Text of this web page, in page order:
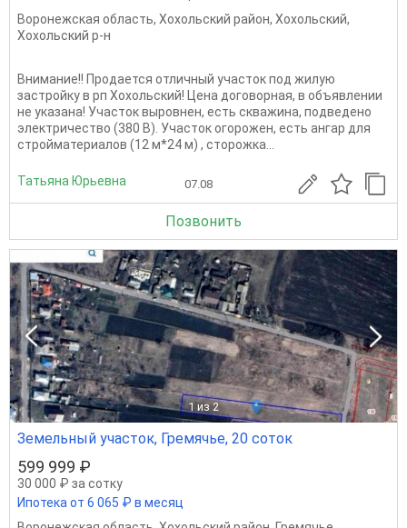
Воронежская область, Хохольский район, Хохольский,
Хохольский р-н
Внимание!! Продается отличный участок под жилую
застройку в рп Хохольский! Цена договорная, в объявлении
не указана! Участок выровнен, есть скважина, подведено
электричество (380 В). Участок огорожен, есть ангар для
стройматериалов (12 м*24 м) , сторожка...
Татьяна Юрьевна 07.08
Позвонить
1 из 2
Земельный участок, Гремячье, 20 соток
599 999 ₽
30 000 ₽ за сотку
Ипотека от 6 065 ₽ в месяц